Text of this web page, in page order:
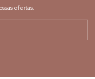
ofertas.